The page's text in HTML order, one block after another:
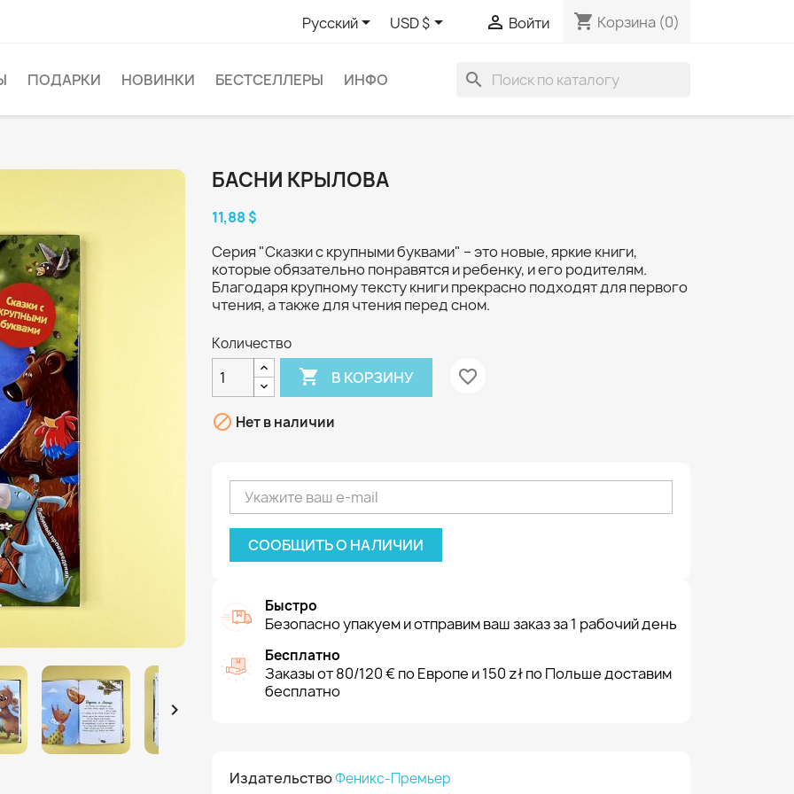
Русский USD $  Войти shopping_cart Корзина (0)
ПОДАРКИ НОВИНКИ БЕСТСЕЛЛЕРЫ ИНФО search

БАСНИ КРЫЛОВА
11,88 $
Серия "Сказки с крупными буквами" – это новые, яркие книги,
которые обязательно понравятся и ребенку, и его родителям.
Благодаря крупному тексту книги прекрасно подходят для первого
чтения, а также для чтения перед сном.
Количество
 В КОРЗИНУ favorite_border
 Нет в наличии
СООБЩИТЬ О НАЛИЧИИ
Быстро
Безопасно упакуем и отправим ваш заказ за 1 рабочий день
Бесплатно
Заказы от 80/120 € по Европе и 150 zł по Польше доставим
бесплатно
ИздательствоФеникс-Премьер